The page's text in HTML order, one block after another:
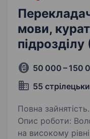
мови,
50 000 – 150
55
Повна
Опис роботи:
на високому